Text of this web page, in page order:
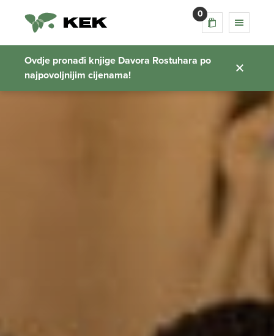
0
Ovdje pronađi knjige Davora Rostuhara po
najpovoljnijim cijenama!